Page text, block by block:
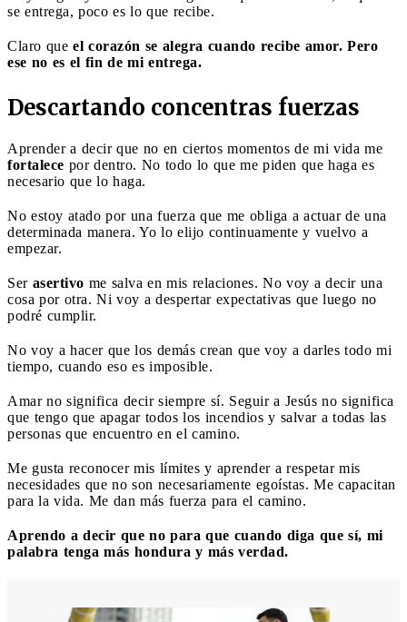
se entrega, poco es lo que recibe.
Claro que el corazón se alegra cuando recibe amor. Pero
ese no es el fin de mi entrega.
Descartando concentras fuerzas
Aprender a decir que no en ciertos momentos de mi vida me
fortalece por dentro. No todo lo que me piden que haga es
necesario que lo haga.
No estoy atado por una fuerza que me obliga a actuar de una
determinada manera. Yo lo elijo continuamente y vuelvo a
empezar.
Ser asertivo me salva en mis relaciones. No voy a decir una
cosa por otra. Ni voy a despertar expectativas que luego no
podré cumplir.
No voy a hacer que los demás crean que voy a darles todo mi
tiempo, cuando eso es imposible.
Amar no significa decir siempre sí. Seguir a Jesús no significa
que tengo que apagar todos los incendios y salvar a todas las
personas que encuentro en el camino.
Me gusta reconocer mis límites y aprender a respetar mis
necesidades que no son necesariamente egoístas. Me capacitan
para la vida. Me dan más fuerza para el camino.
Aprendo a decir que no para que cuando diga que sí, mi
palabra tenga más hondura y más verdad.